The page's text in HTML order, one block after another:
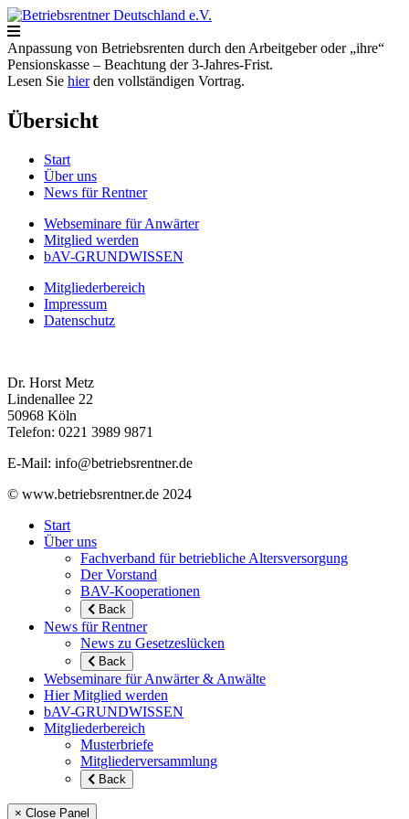
Anpassung von Betriebsrenten durch den Arbeitgeber oder „ihre“
Pensionskasse – Beachtung der 3-Jahres-Frist.
Lesen Sie hierden vollständigen Vortrag.
Übersicht
Start
Über uns
News für Rentner
Webseminare für Anwärter
Mitglied werden
bAV-GRUNDWISSEN
Mitgliederbereich
Impressum
Datenschutz
Dr. Horst Metz
Lindenallee 22
50968 Köln
Telefon: 0221 3989 9871
E-Mail: info@betriebsrentner.de
© www.betriebsrentner.de 2024
Start
Über uns
Fachverband für betriebliche Altersversorgung
Der Vorstand
BAV-Kooperationen
Back
News für Rentner
News zu Gesetzeslücken
Back
Webseminare für Anwärter & Anwälte
Hier Mitglied werden
bAV-GRUNDWISSEN
Mitgliederbereich
Musterbriefe
Mitgliederversammlung
Back
× Close Panel